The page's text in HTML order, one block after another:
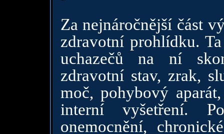
Za nejnáročnější část
zdravotní prohlídku.
uchazečů na ní
zdravotní stav, zrak,
moč, pohybový
interní vyšetření.
onemocnění,